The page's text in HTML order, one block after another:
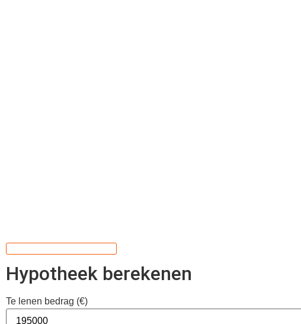
Hypotheek berekenen
Te lenen bedrag (€)